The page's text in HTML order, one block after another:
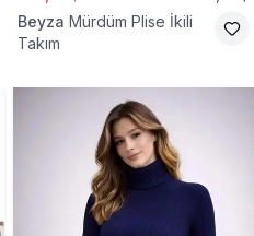
Beyza Mürdüm Plise İkili
Takım